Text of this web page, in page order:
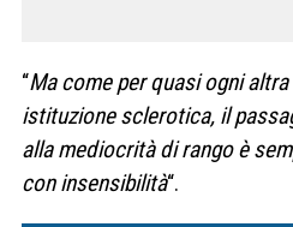
“Ma come per quasi ogni
istituzione sclerotica, il
alla mediocrità di rango è
con insensibilità“.